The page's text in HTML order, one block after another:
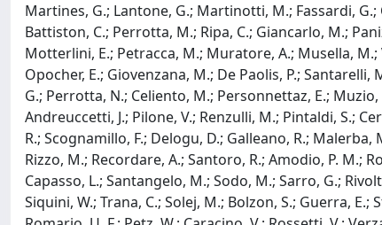
Martines, G.; Lantone, G.; Martinotti, M.; Fassardi,
Battiston, C.; Perrotta, M.; Ripa, C.; Giancarlo, M.;
Motterlini, E.; Petracca, M.; Muratore, A.; Musella, M.;
Opocher, E.; Giovenzana, M.; De Paolis, P.; Santarelli,
G.; Perrotta, N.; Celiento, M.; Personnettaz, E.;
Andreuccetti, J.; Pilone, V.; Renzulli, M.; Pintaldi, S.;
R.; Scognamillo, F.; Delogu, D.; Galleano, R.; Malerba,
Rizzo, M.; Recordare, A.; Santoro, R.; Amodio, P. M.;
Capasso, L.; Santangelo, M.; Sodo, M.; Sarro, G.;
Siquini, W.; Trana, C.; Solej, M.; Bolzon, S.; Guerra,